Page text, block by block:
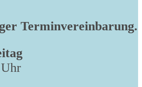
Terminvereinbarung.